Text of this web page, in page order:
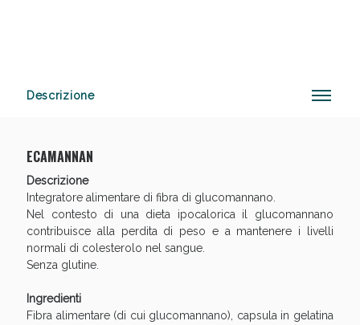
Descrizione
ECAMANNAN
Descrizione
Integratore alimentare di fibra di glucomannano.
Nel contesto di una dieta ipocalorica il glucomannano
contribuisce alla perdita di peso e a mantenere i livelli
normali di colesterolo nel sangue.
Senza glutine.
Ingredienti
Fibra alimentare (di cui glucomannano), capsula in gelatina
Vie Urinarie e Prostata: Sconti fino al 45% oggi!